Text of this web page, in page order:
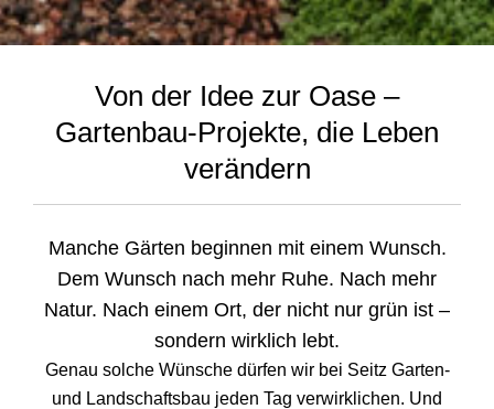
Von der Idee zur Oase –
Gartenbau-Projekte, die Leben
verändern
Manche Gärten beginnen mit einem Wunsch.
Dem Wunsch nach mehr Ruhe. Nach mehr
Natur. Nach einem Ort, der nicht nur grün ist –
sondern wirklich lebt.
Genau solche Wünsche dürfen wir bei Seitz Garten-
und Landschaftsbau jeden Tag verwirklichen. Und